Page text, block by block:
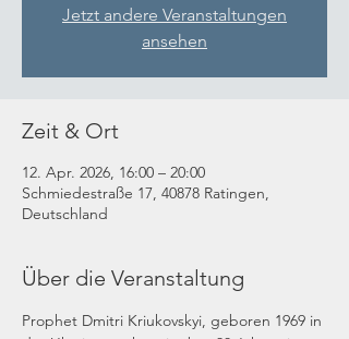
Jetzt andere Veranstaltungen
ansehen
Zeit & Ort
12. Apr. 2026, 16:00 – 20:00
Schmiedestraße 17, 40878 Ratingen,
Deutschland
Über die Veranstaltung
Prophet Dmitri Kriukovskyi, geboren 1969 in